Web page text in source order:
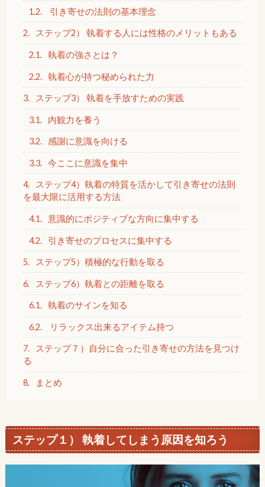
1.2. 引き寄せの法則の基本理念
2. ステップ2） 執着する人には性格のメリットもある
2.1. 執着の強さとは？
2.2. 執着心が持つ秘められた力
3. ステップ3） 執着を手放すための実践
3.1. 内観力を養う
3.2. 感謝に意識を向ける
3.3. 今ここに意識を集中
4.
ステップ4）執着の特質を活かして引き寄せの法則
を最大限に活用する方法
4.1. 意識的にポジティブな方向に集中する
4.2. 引き寄せのプロセスに集中する
5. ステップ5）積極的な行動を取る
6. ステップ6）執着との距離を取る
6.1. 執着のサインを知る
6.2. リラックス出来るアイテム持つ
7.
ステップ７）自分に合った引き寄せの方法を見つけ
る
8. まとめ
ステップ１） 執着してしまう原因を知ろう